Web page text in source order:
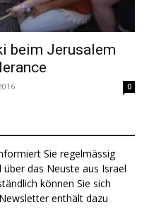
beim Jerusalem
0
Sie regelmässig
das Neuste aus Israel
können Sie sich
enthält dazu